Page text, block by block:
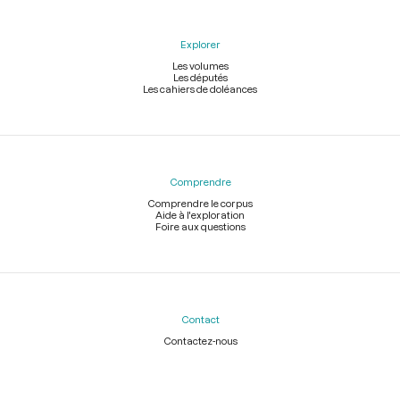
Explorer
Les volumes
Les députés
Les cahiers de doléances
Comprendre
Comprendre le corpus
Aide à l'exploration
Foire aux questions
Contact
Contactez-nous